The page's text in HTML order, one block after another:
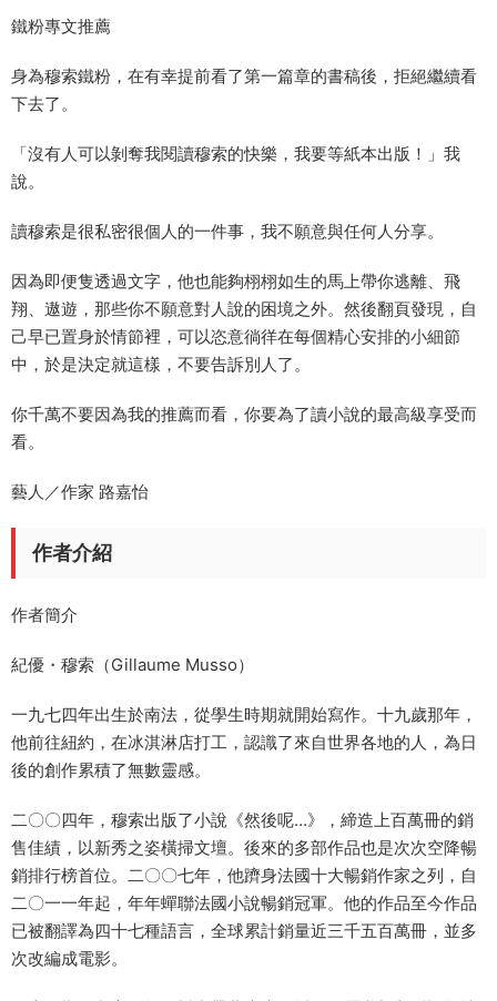
鐵粉專文推薦
身為穆索鐵粉，在有幸提前看了第一篇章的書稿後，拒絕繼續看
下去了。
「沒有人可以剝奪我閱讀穆索的快樂，我要等紙本出版！」我
說。
讀穆索是很私密很個人的一件事，我不願意與任何人分享。
因為即便隻透過文字，他也能夠栩栩如生的馬上帶你逃離、飛
翔、遨遊，那些你不願意對人說的困境之外。然後翻頁發現，自
己早已置身於情節裡，可以恣意徜徉在每個精心安排的小細節
中，於是決定就這樣，不要告訴別人了。
你千萬不要因為我的推薦而看，你要為了讀小說的最高級享受而
看。
藝人／作家 路嘉怡
作者介紹
作者簡介
紀優・穆索（Gillaume Musso）
一九七四年出生於南法，從學生時期就開始寫作。十九歲那年，
他前往紐約，在冰淇淋店打工，認識了來自世界各地的人，為日
後的創作累積了無數靈感。
二〇〇四年，穆索出版了小說《然後呢…》，締造上百萬冊的銷
售佳績，以新秀之姿橫掃文壇。後來的多部作品也是次次空降暢
銷排行榜首位。二〇〇七年，他躋身法國十大暢銷作家之列，自
二〇一一年起，年年蟬聯法國小說暢銷冠軍。他的作品至今作品
已被翻譯為四十七種語言，全球累計銷量近三千五百萬冊，並多
次改編成電影。